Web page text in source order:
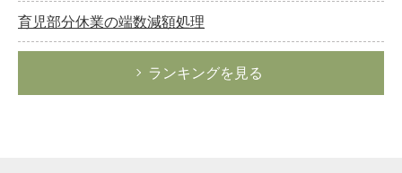
育児部分休業の端数減額処理
ランキングを見る